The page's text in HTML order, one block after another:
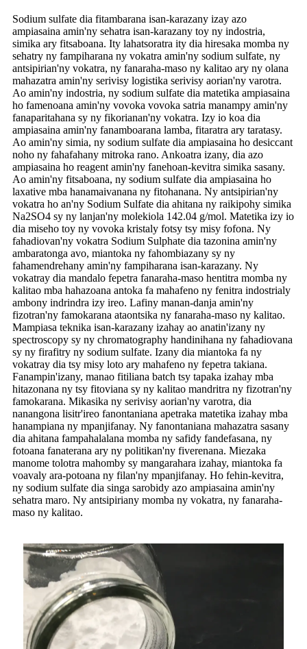
Sodium sulfate dia fitambarana isan-karazany izay azo
ampiasaina amin'ny sehatra isan-karazany toy ny indostria,
simika ary fitsaboana. Ity lahatsoratra ity dia hiresaka momba ny
sehatry ny fampiharana ny vokatra amin'ny sodium sulfate, ny
antsipirian'ny vokatra, ny fanaraha-maso ny kalitao ary ny olana
mahazatra amin'ny serivisy logistika serivisy aorian'ny varotra.
Ao amin'ny indostria, ny sodium sulfate dia matetika ampiasaina
ho famenoana amin'ny vovoka vovoka satria manampy amin'ny
fanaparitahana sy ny fikorianan'ny vokatra. Izy io koa dia
ampiasaina amin'ny fanamboarana lamba, fitaratra ary taratasy.
Ao amin'ny simia, ny sodium sulfate dia ampiasaina ho desiccant
noho ny fahafahany mitroka rano. Ankoatra izany, dia azo
ampiasaina ho reagent amin'ny fanehoan-kevitra simika sasany.
Ao amin'ny fitsaboana, ny sodium sulfate dia ampiasaina ho
laxative mba hanamaivanana ny fitohanana. Ny antsipirian'ny
vokatra ho an'ny Sodium Sulfate dia ahitana ny raikipohy simika
Na2SO4 sy ny lanjan'ny molekiola 142.04 g/mol. Matetika izy io
dia miseho toy ny vovoka kristaly fotsy tsy misy fofona. Ny
fahadiovan'ny vokatra Sodium Sulphate dia tazonina amin'ny
ambaratonga avo, miantoka ny fahombiazany sy ny
fahamendrehany amin'ny fampiharana isan-karazany. Ny
vokatray dia mandalo fepetra fanaraha-maso hentitra momba ny
kalitao mba hahazoana antoka fa mahafeno ny fenitra indostrialy
ambony indrindra izy ireo. Lafiny manan-danja amin'ny
fizotran'ny famokarana ataontsika ny fanaraha-maso ny kalitao.
Mampiasa teknika isan-karazany izahay ao anatin'izany ny
spectroscopy sy ny chromatography handinihana ny fahadiovana
sy ny firafitry ny sodium sulfate. Izany dia miantoka fa ny
vokatray dia tsy misy loto ary mahafeno ny fepetra takiana.
Fanampin'izany, manao fitiliana batch tsy tapaka izahay mba
hitazonana ny tsy fitoviana sy ny kalitao mandritra ny fizotran'ny
famokarana. Mikasika ny serivisy aorian'ny varotra, dia
nanangona lisitr'ireo fanontaniana apetraka matetika izahay mba
hanampiana ny mpanjifanay. Ny fanontaniana mahazatra sasany
dia ahitana fampahalalana momba ny safidy fandefasana, ny
fotoana fanaterana ary ny politikan'ny fiverenana. Miezaka
manome tolotra mahomby sy mangarahara izahay, miantoka fa
voavaly ara-potoana ny filan'ny mpanjifanay. Ho fehin-kevitra,
ny sodium sulfate dia singa sarobidy azo ampiasaina amin'ny
sehatra maro. Ny antsipiriany momba ny vokatra, ny fanaraha-
maso ny kalitao.